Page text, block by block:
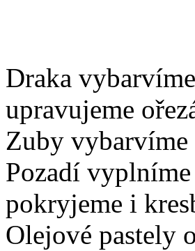
Draka
upravujeme
Zuby vybarvíme
Pozadí
pokryjeme i
Olejové pastely